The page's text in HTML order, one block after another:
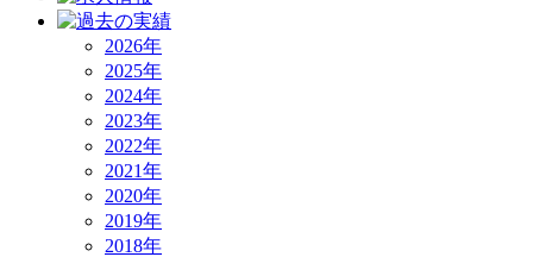
2026年
2025年
2024年
2023年
2022年
2021年
2020年
2019年
2018年